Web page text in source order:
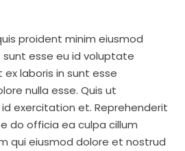
proident minim eiusmod
sunt esse eu id voluptate
laboris in sunt esse
nulla esse. Quis ut
exercitation et. Reprehenderit
do officia ea culpa cillum
qui eiusmod dolore et nostrud